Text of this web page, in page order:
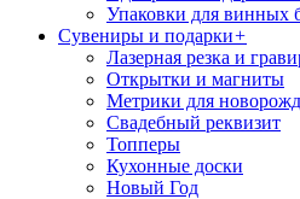
Упаковки для винных
Сувениры и подарки+
Лазерная резка и
Открытки и магниты
Метрики для
Свадебный реквизит
Топперы
Кухонные доски
Новый Год